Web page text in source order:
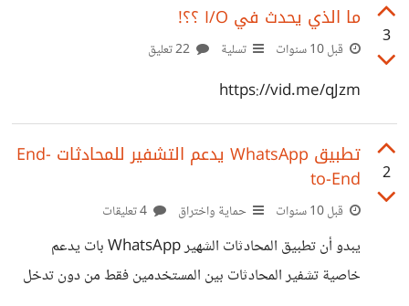
الموضوع: الأعضاء يغادرون واحداً تلو الآخر، وأقصد بالأعضاء من
له باع طويل ومشاركات كثيرة في حسوب/أرابيا. قد يبدو الأمر
وعاشوا في الموقع مدة من الزمن عاصروا فيها أحداث كثيرة
مرت عليهم ليس مثلي انا من دخل متأخراً.
3
ما الذي يحدث في I/O ؟؟!
قبل 10 سنوات تسلية
https://vid.me/qJzm
2
تطبيق WhatsApp يدعم التشفير للمحادثات End-
to-End
قبل 10 سنوات حماية واختراق
يبدو أن تطبيق المحادثات الشهير WhatsApp بات يدعم
خاصية تشفير المحادثات بين المستخدمين فقط من دون تدخل